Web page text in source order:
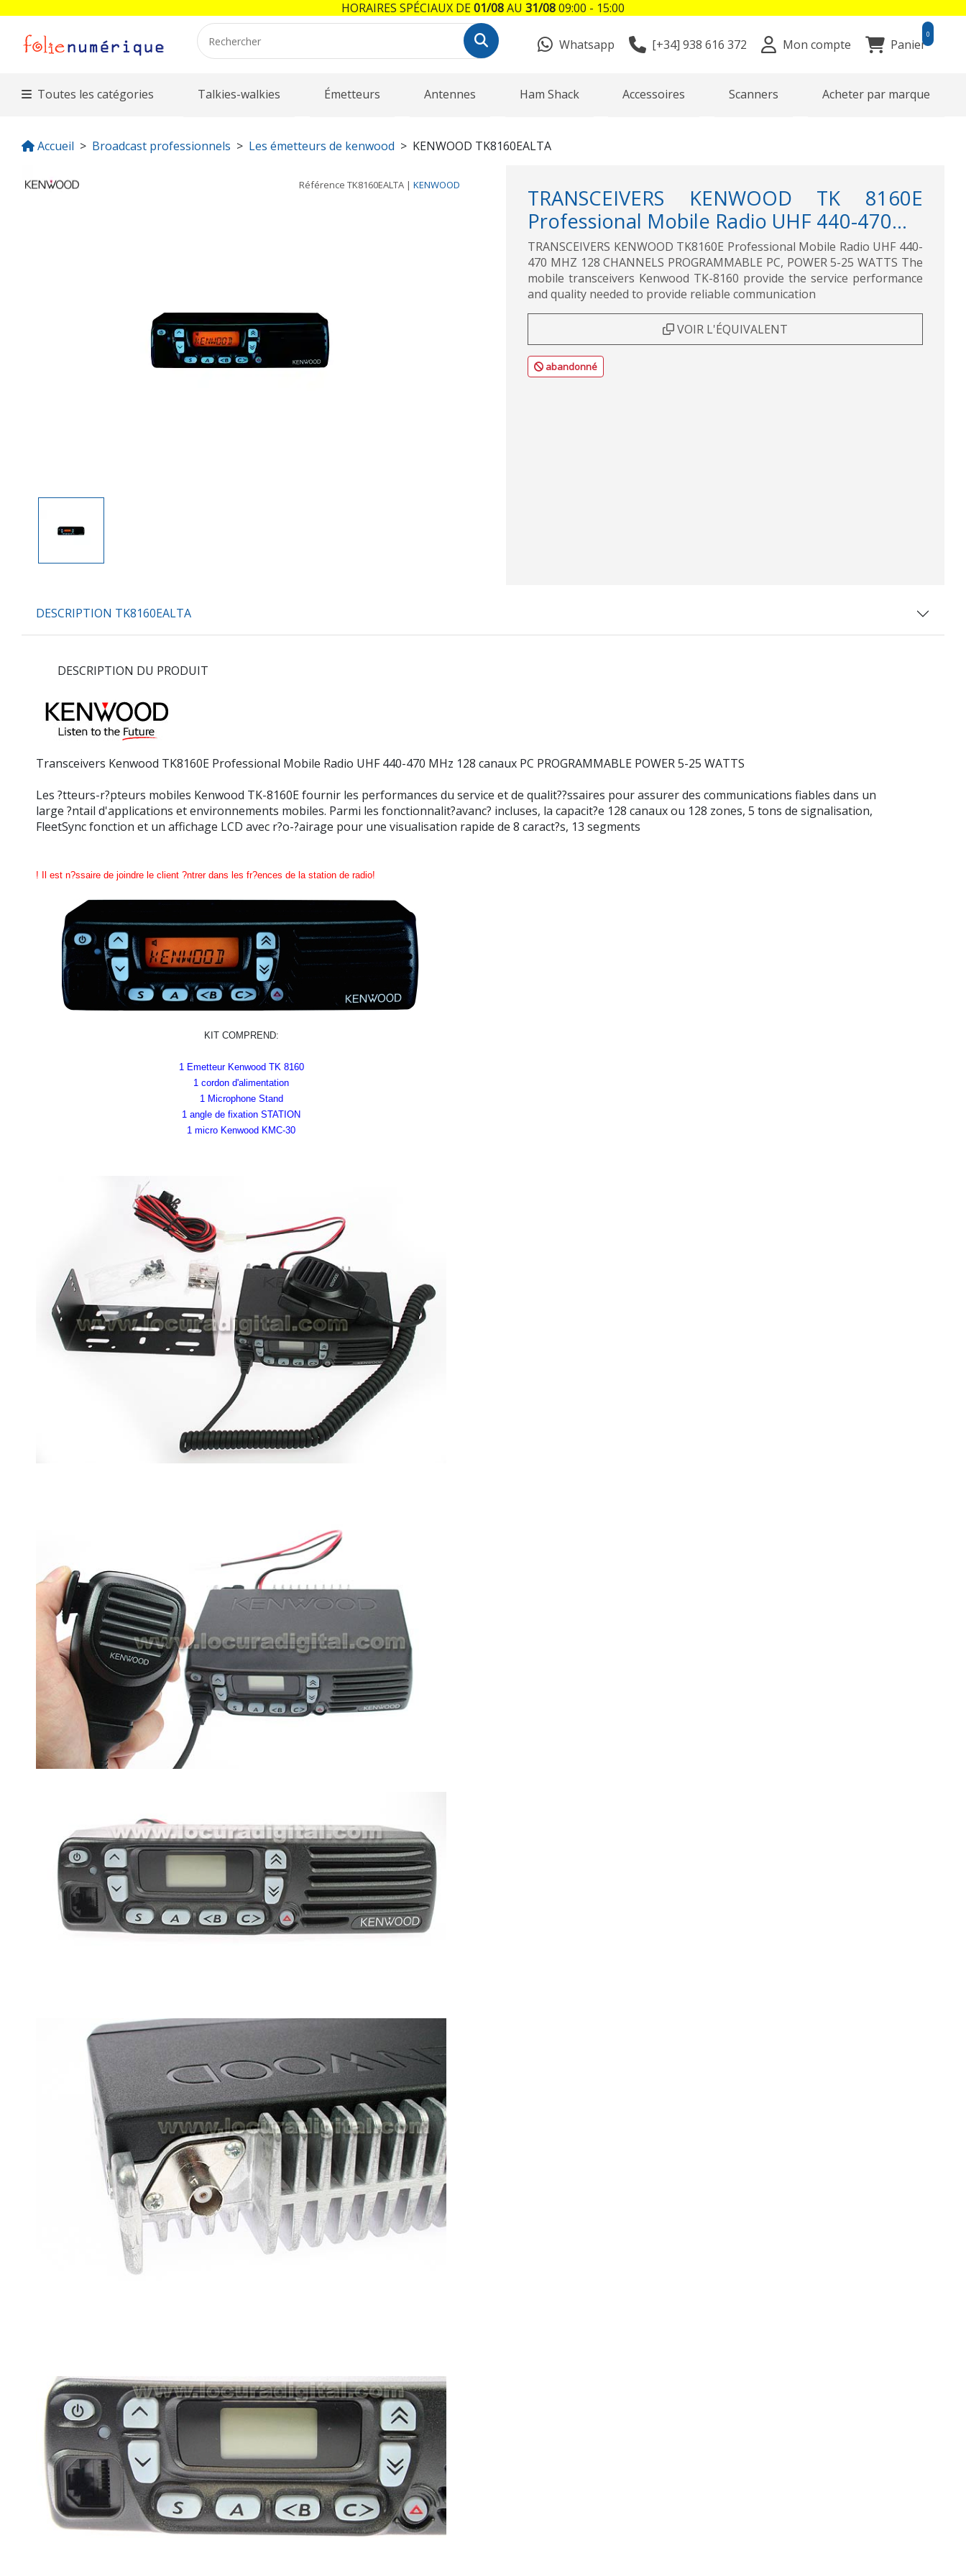
Whatsapp [+34] 938 616 372 Mon compte Panier
0
Toutes les catégories Talkies-walkies Émetteurs Antennes Ham Shack Accessoires Scanners Acheter par marque
Accueil Broadcast professionnels Les émetteurs de kenwood KENWOOD TK8160EALTA
Référence TK8160EALTA | KENWOOD
TRANSCEIVERS KENWOOD TK 8160E
Professional Mobile Radio UHF 440-470...
TRANSCEIVERS KENWOOD TK8160E Professional Mobile Radio UHF 440-
470 MHZ 128 CHANNELS PROGRAMMABLE PC, POWER 5-25 WATTS The
mobile transceivers Kenwood TK-8160 provide the service performance
and quality needed to provide reliable communication
VOIR L'ÉQUIVALENT
abandonné
DESCRIPTION TK8160EALTA
DESCRIPTION DU PRODUIT
Transceivers Kenwood TK8160E Professional Mobile Radio UHF 440-470 MHz 128 canaux PC PROGRAMMABLE POWER 5-25 WATTS
Les ?tteurs-r?pteurs mobiles Kenwood TK-8160E fournir les performances du service et de qualit??ssaires pour assurer des communications fiables dans un
large ?ntail d'applications et environnements mobiles. Parmi les fonctionnalit?avanc? incluses, la capacit?e 128 canaux ou 128 zones, 5 tons de signalisation,
FleetSync fonction et un affichage LCD avec r?o-?airage pour une visualisation rapide de 8 caract?s, 13 segments
! Il est n?ssaire de joindre le client ?ntrer dans les fr?ences de la station de radio!
KIT COMPREND:
1 Emetteur Kenwood TK 8160
1 cordon d'alimentation
1 Microphone Stand
1 angle de fixation STATION
1 micro Kenwood KMC-30
HORAIRES SPÉCIAUX DE01/08AU 31/0809:00 - 15:00